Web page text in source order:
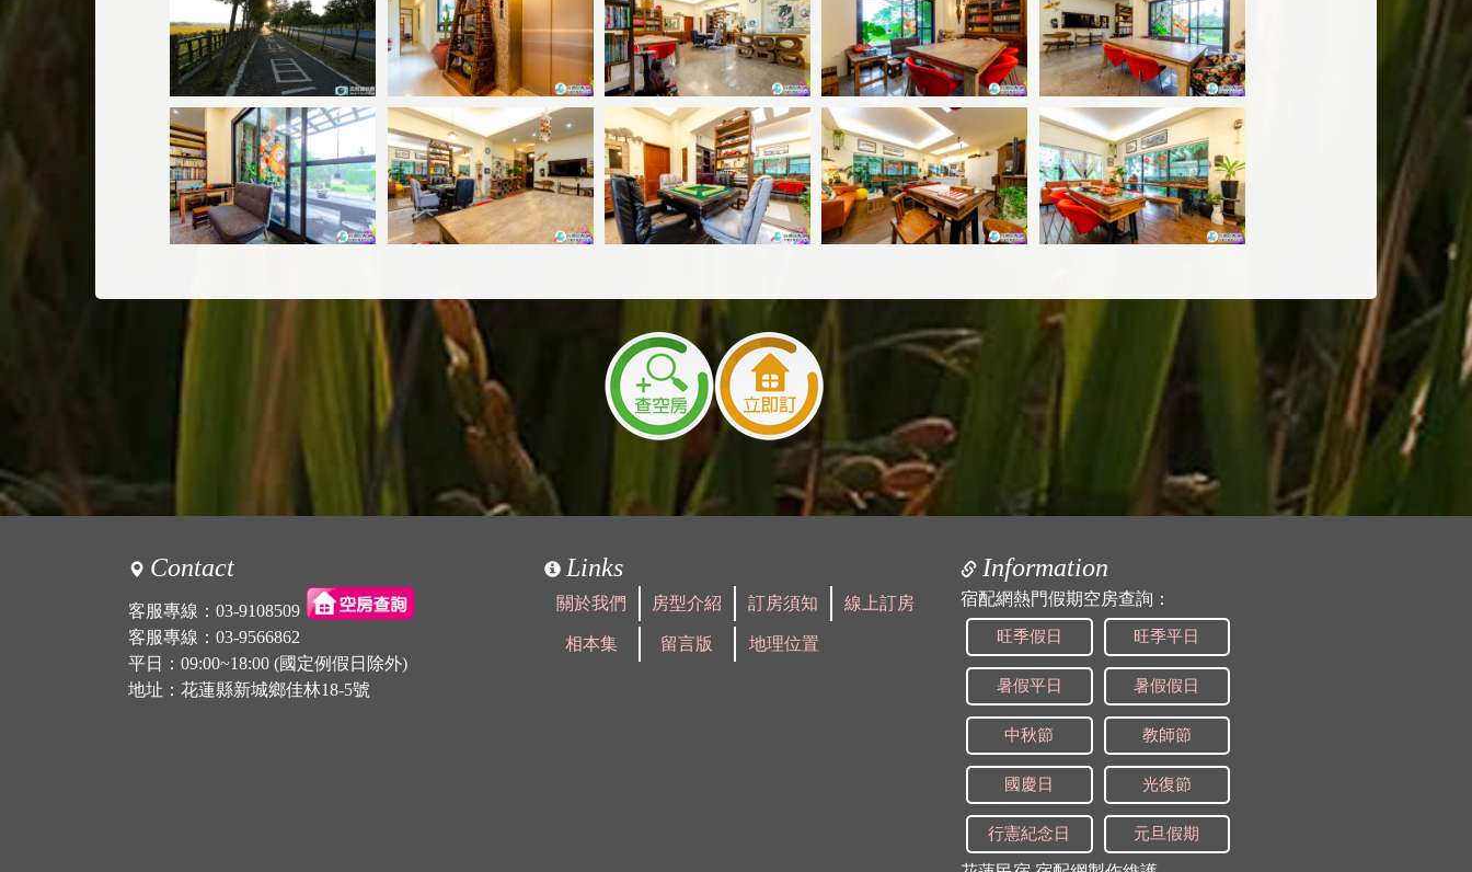
Contact
客服專線： 03-9108509
客服專線： 03-9566862
平日：09:00~18:00 (國定例假日除外)
地址：花蓮縣新城鄉佳林18-5號
Links
關於我們 房型介紹 訂房須知 線上訂房
相本集 留言版 地理位置
Information
宿配網熱門假期空房查詢：
旺季假日 旺季平日
暑假平日 暑假假日
中秋節 教師節
國慶日 光復節
行憲紀念日 元旦假期